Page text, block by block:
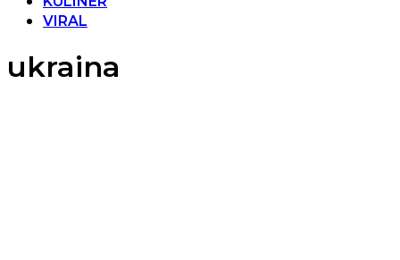
VIRAL
ukraina